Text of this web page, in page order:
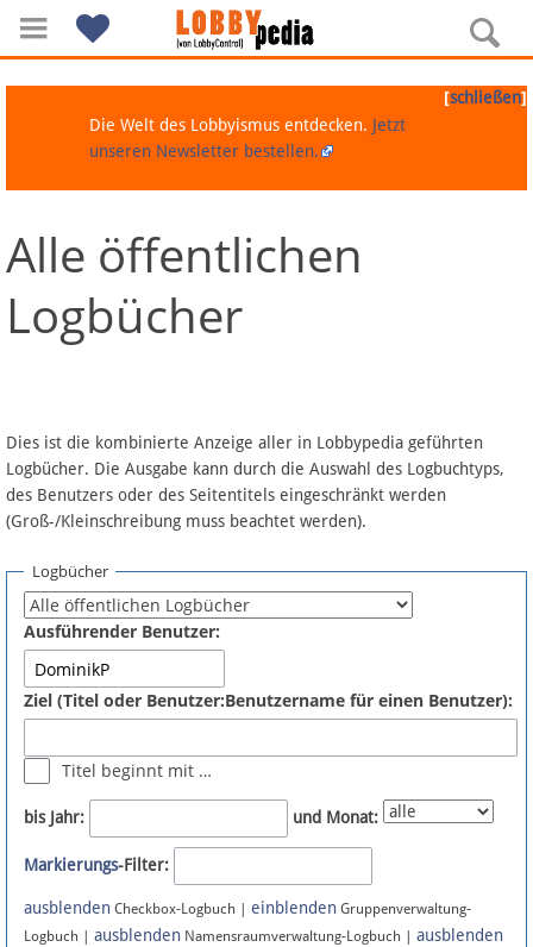
Navigation
Über Lobbypedia
Artikel nach Kategorien
FAQ
Fördermitglied werden
Fehler melden
Newsletter
Bluesky
Facebook
[schließen]
Die Welt des Lobbyismus entdecken. Jetzt
unseren Newsletter bestellen.
Alle öffentlichen
Logbücher
Dies ist die kombinierte Anzeige aller in Lobbypedia geführten
Logbücher. Die Ausgabe kann durch die Auswahl des Logbuchtyps,
des Benutzers oder des Seitentitels eingeschränkt werden
(Groß-/Kleinschreibung muss beachtet werden).
Logbücher
Ausführender Benutzer:
Ziel (Titel oder Benutzer:Benutzername für einen Benutzer):
Titel beginnt mit …
bis Jahr: und Monat:
Markierungs-Filter:
ausblenden Checkbox-Logbuch | einblenden Gruppenverwaltung-
Logbuch | ausblenden Namensraumverwaltung-Logbuch | ausblenden